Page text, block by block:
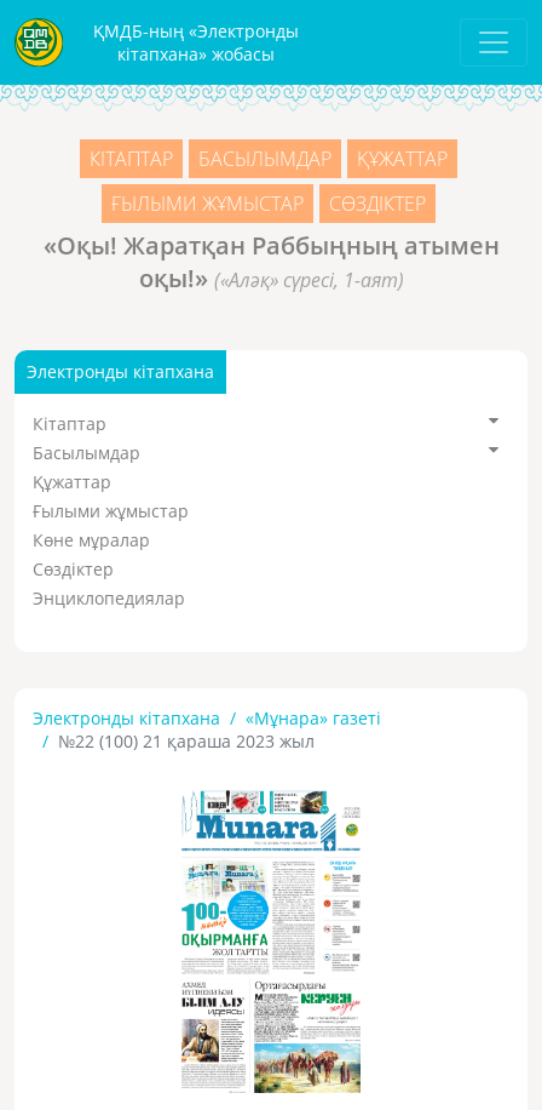
ҚМДБ-ның «Электронды
кітапхана» жобасы
КІТАПТАР БАСЫЛЫМДАР
ҚҰЖАТТАР
ҒЫЛЫМИ ЖҰМЫСТАР
СӨЗДІКТЕР
«Оқы! Жаратқан Раббыңның атымен
оқы!» («Аләқ» сүресі, 1-аят)
Электронды кітапхана
Кітаптар
Басылымдар
Құжаттар
Ғылыми жұмыстар
Көне мұралар
Сөздіктер
Энциклопедиялар
Электронды кітапхана
«Мұнара» газеті
№22 (100) 21 қараша 2023 жыл